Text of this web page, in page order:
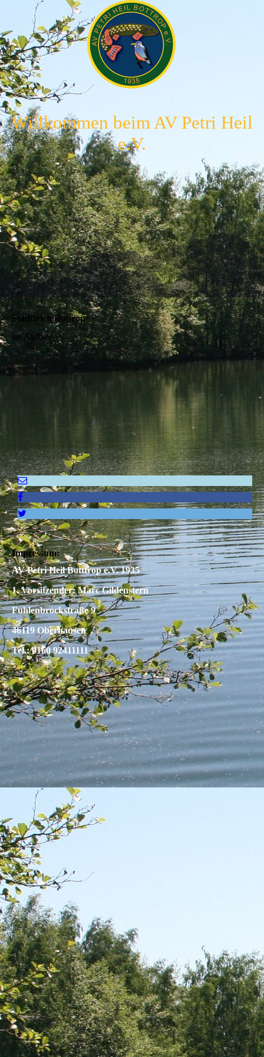
Willkommen beim AV Petri Heil
e.V.
Stadtteich Bottrop
Im Aufbau
Impressum:
AV Petri Heil Botttrop e.V. 1935
1. Vorsitzender: Marc Gildenstern
Fuhlenbrockstraße 9
46119 Oberhausen
Tel.: 0160 92411111